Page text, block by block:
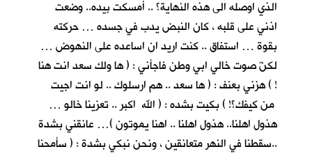
الذي اوصله الى هذه النهاية؟ .. أمسكت بيده.. وضعت
اذني على قلبه ، كان النبض يدب في جسده … حركته
بقوة … استفاق .. كنت اريد ان اساعده على النهوض …
لكنّ صوت خالي ابي وطن فاجأني : ( ها ولك سعد انت هنا
! ) هزني بعنف : ( ها سعد .. هم ارسلوك .. لو انت اجيت
من كيفك؟! ) بكيت بشده : ( الله اكبر .. تعزينا خالو …
هذول اهلنا.. هذول اهلنا .. اهنا يموتون )… عانقني بشدة
..سقطنا في النهر متعانقين ، ونحن نبكي بشدة : ( سأمحنا